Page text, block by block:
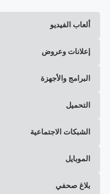
ألعاب الفيديو
إعلانات وعروض
البرامج والأجهزة
التحميل
الشبكات الاجتماعية
الموبايل
بلاغ صحفي